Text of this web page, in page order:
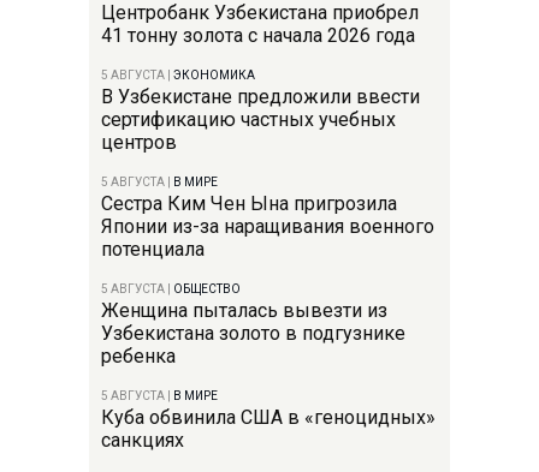
Центробанк Узбекистана приобрел
41 тонну золота с начала 2026 года
5 АВГУСТА ЭКОНОМИКА
В Узбекистане предложили ввести
сертификацию частных учебных
центров
5 АВГУСТА В МИРЕ
Сестра Ким Чен Ына пригрозила
Японии из-за наращивания военного
потенциала
5 АВГУСТА ОБЩЕСТВО
Женщина пыталась вывезти из
Узбекистана золото в подгузнике
ребенка
5 АВГУСТА В МИРЕ
Куба обвинила США в «геноцидных»
санкциях